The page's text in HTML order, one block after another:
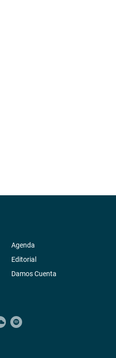
Agenda
Editorial
Damos Cuenta